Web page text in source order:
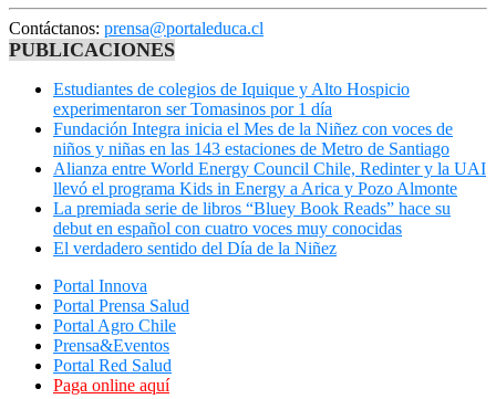
Contáctanos: prensa@portaleduca.cl
PUBLICACIONES
Estudiantes de colegios de Iquique y Alto Hospicio
experimentaron ser Tomasinos por 1 día
Fundación Integra inicia el Mes de la Niñez con voces de
niños y niñas en las 143 estaciones de Metro de Santiago
Alianza entre World Energy Council Chile, Redinter y la UAI
llevó el programa Kids in Energy a Arica y Pozo Almonte
La premiada serie de libros “Bluey Book Reads” hace su
debut en español con cuatro voces muy conocidas
El verdadero sentido del Día de la Niñez
Portal Innova
Portal Prensa Salud
Portal Agro Chile
Prensa&Eventos
Portal Red Salud
Paga online aquí